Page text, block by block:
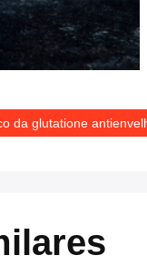
da glutatione